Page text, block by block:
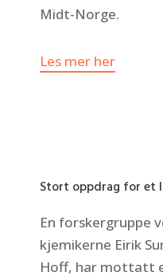
Midt-Norge.
Les mer her
Stort oppdrag for et
En forskergruppe
kjemikerne Eirik
Hoff, har mottatt